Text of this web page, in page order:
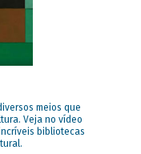
meios que
Veja no vídeo
bibliotecas